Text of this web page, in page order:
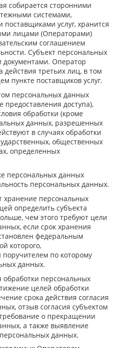
собирается сторонними
системами,
поставщиками услуг, хранится
лицами (Операторами)
соглашением
Субъект персональных
Оператор
действия третьих лиц, в том
пункте поставщиков услуг.
персональных данных
доступа),
обработки (кроме
данных, разрешенных
в случаях обработки
общественных
определенных
персональных данных
персональных данных.
хранение персональных
определить субъекта
чем этого требуют цели
если срок хранения
федеральным
которого,
по которому
данных.
персональных
целей обработки
срока действия согласия
отзыв согласия субъектом
о прекращении
а также выявление
данных.